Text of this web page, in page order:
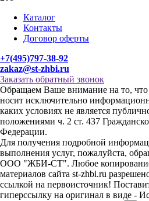
Каталог
Контакты
Договор оферты
+7(495)797-38-92
zakaz@st-zhbi.ru
Заказать обратный звонок
Обращаем Ваше внимание на то,
носит исключительно
каких условиях не является
положениями ч. 2 ст. 437
Федерации.
Для получения подробной
выполнения услуг, пожалуйста,
ООО "ЖБИ-СТ". Любое копирование
материалов сайта st-zhbi.ru
ссылкой на первоисточник!
гиперссылку на оригинал в виде -